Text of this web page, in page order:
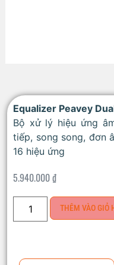
Equalizer Peavey
Bộ xử lý hiệu ứng
tiếp, song song, đơn
16 hiệu ứng
5.940.000₫
THÊM VÀO GIỎ